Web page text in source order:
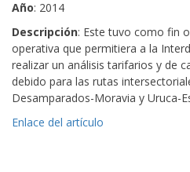
Año: 2014
Descripción: Este tuvo como fin
operativa que permitiera a la
realizar un análisis tarifarios y de
debido para las rutas
Desamparados-Moravia y Uruca-
Enlace del artículo